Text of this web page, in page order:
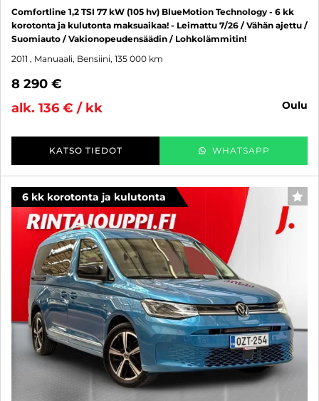
Comfortline 1,2 TSI 77 kW (105 hv) BlueMotion Technology - 6 kk
korotonta ja kulutonta maksuaikaa! - Leimattu 7/26 / Vähän ajettu /
Suomiauto / Vakionopeudensäädin / Lohkolämmitin!
2011 , Manuaali, Bensiini, 135 000 km
8 290 €
alk. 136 € / kk
oulu
KATSO TIEDOT WHATSAPP
6 kk korotonta ja kulutonta